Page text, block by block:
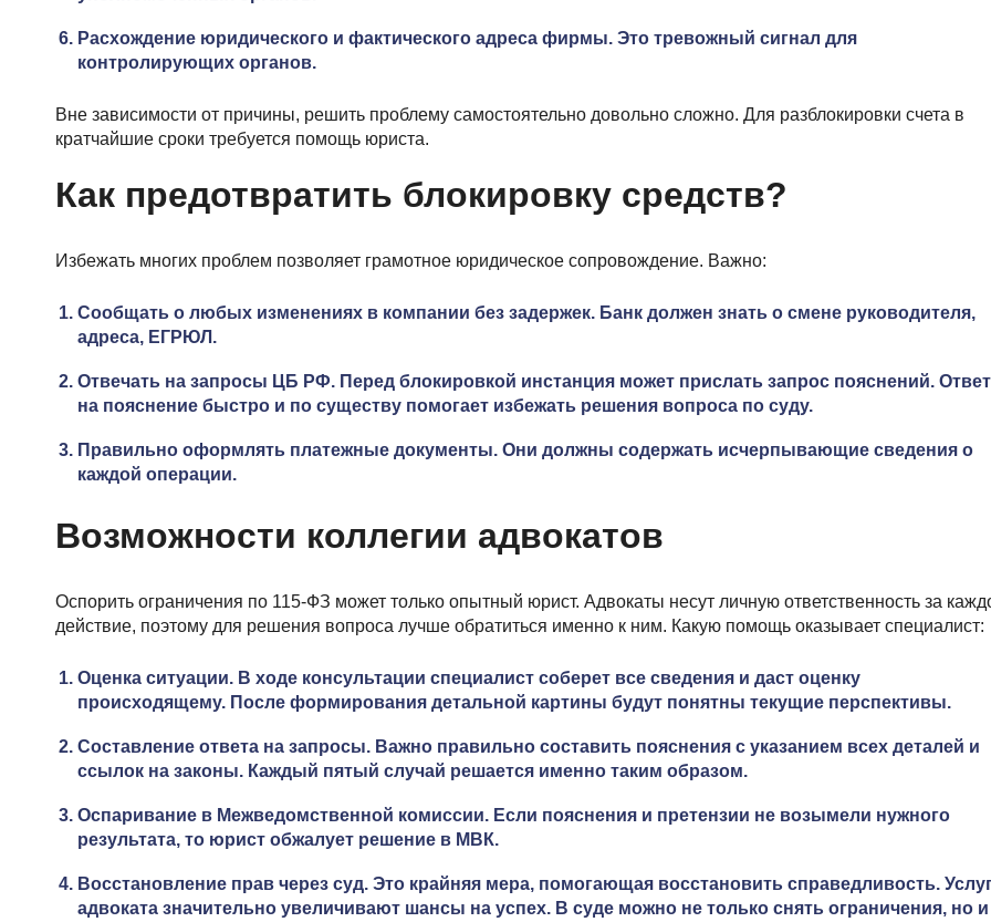
Расхождение юридического и фактического адреса фирмы. Это тревожный сигнал для
контролирующих органов.
Вне зависимости от причины, решить проблему самостоятельно довольно сложно. Для разблокировки счета в
кратчайшие сроки требуется помощь юриста.
Как предотвратить блокировку средств?
Избежать многих проблем позволяет грамотное юридическое сопровождение. Важно:
Сообщать о любых изменениях в компании без задержек. Банк должен знать о смене руководителя,
адреса, ЕГРЮЛ.
Отвечать на запросы ЦБ РФ. Перед блокировкой инстанция может прислать запрос пояснений. Ответ
на пояснение быстро и по существу помогает избежать решения вопроса по суду.
Правильно оформлять платежные документы. Они должны содержать исчерпывающие сведения о
каждой операции.
Возможности коллегии адвокатов
Оспорить ограничения по 115-ФЗ может только опытный юрист. Адвокаты несут личную ответственность за
действие, поэтому для решения вопроса лучше обратиться именно к ним. Какую помощь оказывает специалист:
Оценка ситуации. В ходе консультации специалист соберет все сведения и даст оценку
происходящему. После формирования детальной картины будут понятны текущие перспективы.
Составление ответа на запросы. Важно правильно составить пояснения с указанием всех деталей и
ссылок на законы. Каждый пятый случай решается именно таким образом.
Оспаривание в Межведомственной комиссии. Если пояснения и претензии не возымели нужного
результата, то юрист обжалует решение в МВК.
Восстановление прав через суд. Это крайняя мера, помогающая восстановить справедливость.
адвоката значительно увеличивают шансы на успех. В суде можно не только снять ограничения, но и